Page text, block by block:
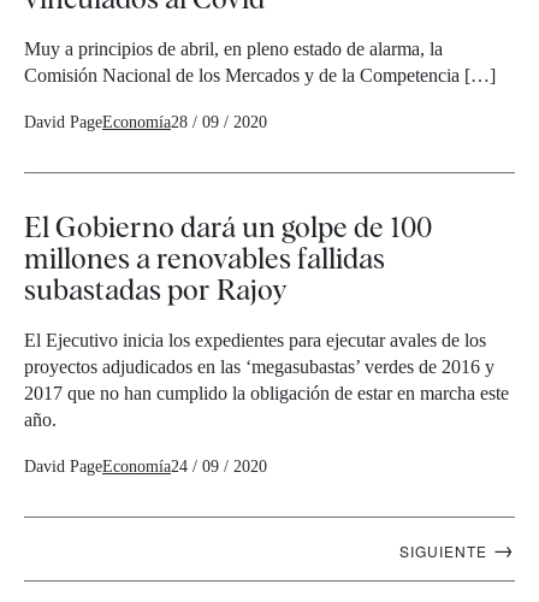
Muy a principios de abril, en pleno estado de alarma, la
Comisión Nacional de los Mercados y de la Competencia […]
David PageEconomía28 / 09 / 2020
El Gobierno dará un golpe de 100
millones a renovables fallidas
subastadas por Rajoy
El Ejecutivo inicia los expedientes para ejecutar avales de los
proyectos adjudicados en las ‘megasubastas’ verdes de 2016 y
2017 que no han cumplido la obligación de estar en marcha este
año.
David PageEconomía24 / 09 / 2020
SIGUIENTE →